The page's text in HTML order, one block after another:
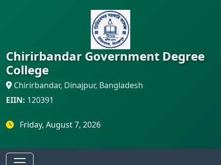
Chirirbandar Government Degree
College
Chirirbandar, Dinajpur, Bangladesh
EIIN: 120391
Friday, August 7, 2026